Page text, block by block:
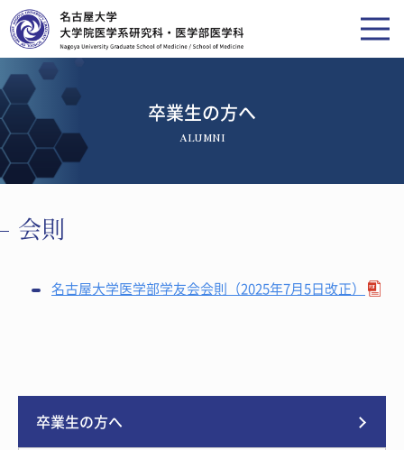
卒業生の方へ
ALUMNI
会則
名古屋大学医学部学友会会則（2025年7月5日改正）
卒業生の方へ